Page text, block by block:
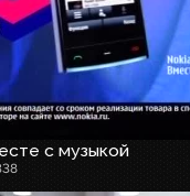
с музыкой